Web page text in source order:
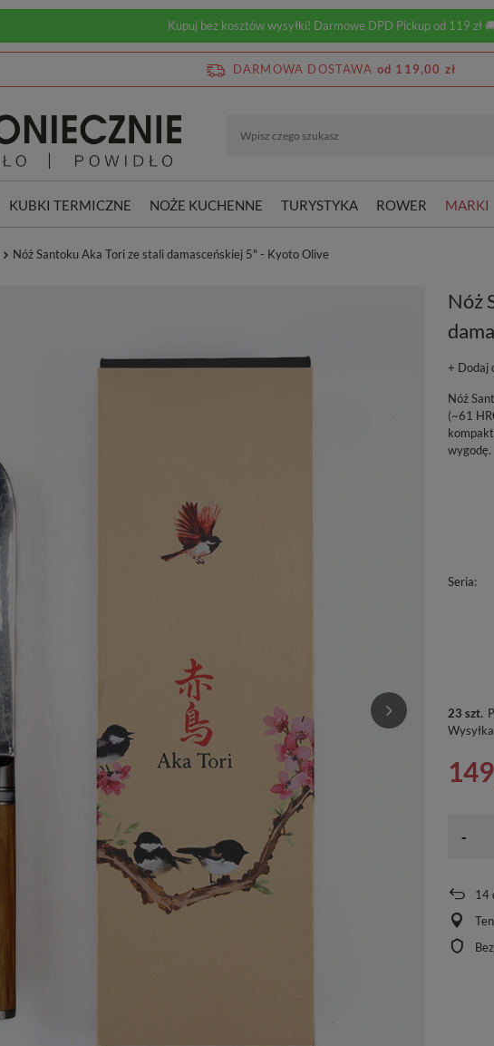
Kupuj bez kosztów wysyłki! Darmowe DPD Pickup od 119 zł
DARMOWA DOSTAWA od 119,00 zł
KUBKI TERMICZNE NOŻE KUCHENNE TURYSTYKA ROWER MARKI
Nóż Santoku Aka Tori ze stali damasceńskiej 5" - Kyoto Olive
Nóż
+ Dodaj
Nóż
(~61
wygodę.
Seria
23 szt.
Wysyłka
-
14